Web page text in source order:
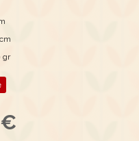
gr